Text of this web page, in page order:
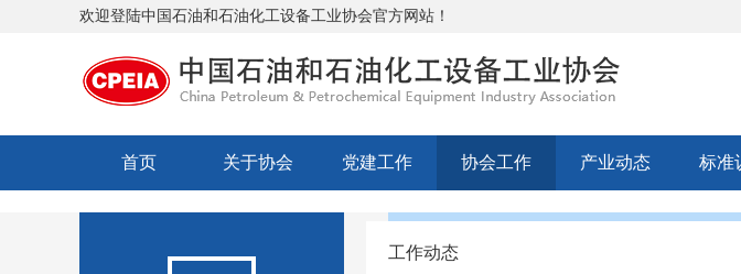
欢迎登陆中国石油和石油化工设备工业协会官方网站！
首页 关于协会 党建工作 协会工作 产业动态 标准
工作动态